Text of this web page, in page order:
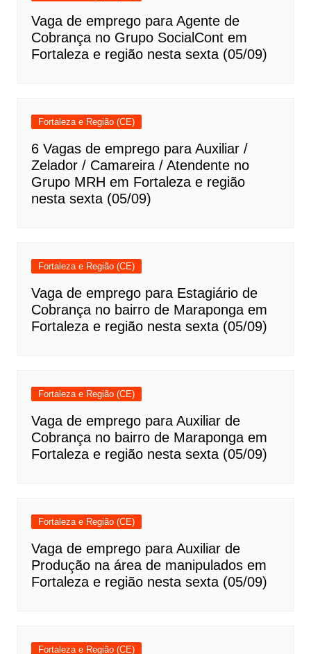
Vaga de emprego para Agente de
Cobrança no Grupo SocialCont em
Fortaleza e região nesta sexta (05/09)
Fortaleza e Região (CE)
6 Vagas de emprego para Auxiliar /
Zelador / Camareira / Atendente no
Grupo MRH em Fortaleza e região
nesta sexta (05/09)
Fortaleza e Região (CE)
Vaga de emprego para Estagiário de
Cobrança no bairro de Maraponga em
Fortaleza e região nesta sexta (05/09)
Fortaleza e Região (CE)
Vaga de emprego para Auxiliar de
Cobrança no bairro de Maraponga em
Fortaleza e região nesta sexta (05/09)
Fortaleza e Região (CE)
Vaga de emprego para Auxiliar de
Produção na área de manipulados em
Fortaleza e região nesta sexta (05/09)
Fortaleza e Região (CE)